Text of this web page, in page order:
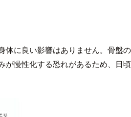
体に良い影響はありません。骨盤の
が慢性化する恐れがあるため、日頃